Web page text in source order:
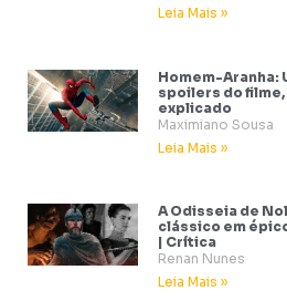
Leia Mais »
Homem-Aranha:
spoilers do
explicado
Maximiano Sousa
Leia Mais »
A Odisseia de
clássico em
| Crítica
Renan Nunes
Leia Mais »